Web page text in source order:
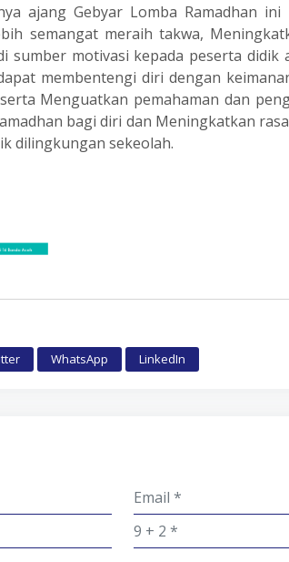
ajang Gebyar Lomba Ramadhan
semangat meraih takwa,
sumber motivasi kepada peserta didik
membentengi diri dengan
Menguatkan pemahaman dan
bagi diri dan Meningkatkan
dilingkungan sekeolah.
WhatsApp LinkedIn